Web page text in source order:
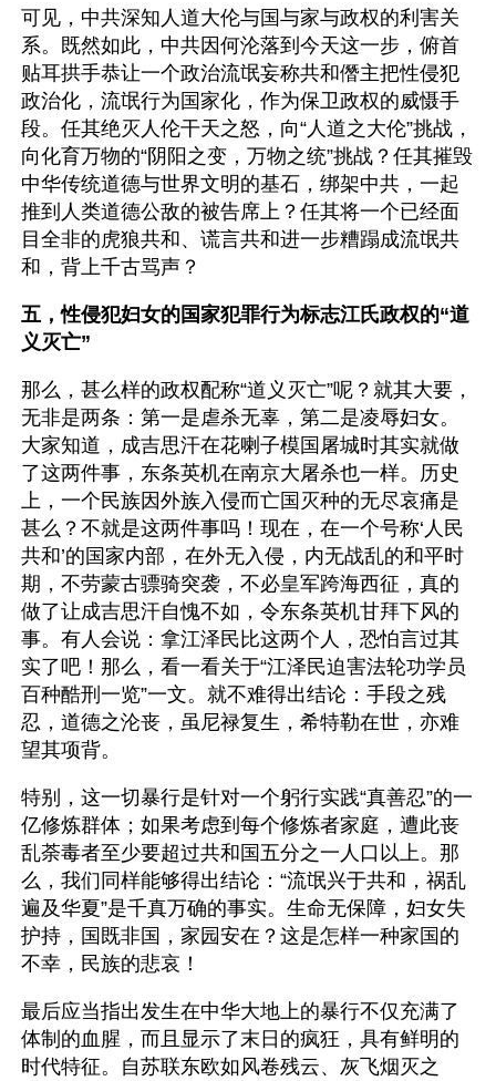
可见，中共深知人道大伦与国与家与政权的利害关
系。既然如此，中共因何沦落到今天这一步，俯首
贴耳拱手恭让一个政治流氓妄称共和僭主把性侵犯
政治化，流氓行为国家化，作为保卫政权的威慑手
段。任其绝灭人伦干天之怒，向“人道之大伦”挑战，
向化育万物的“阴阳之变，万物之统”挑战？任其摧毁
中华传统道德与世界文明的基石，绑架中共，一起
推到人类道德公敌的被告席上？任其将一个已经面
目全非的虎狼共和、谎言共和进一步糟蹋成流氓共
和，背上千古骂声？
五，性侵犯妇女的国家犯罪行为标志江氏政权的“道
义灭亡”
那么，甚么样的政权配称“道义灭亡”呢？就其大要，
无非是两条：第一是虐杀无辜，第二是凌辱妇女。
大家知道，成吉思汗在花喇子模国屠城时其实就做
了这两件事，东条英机在南京大屠杀也一样。历史
上，一个民族因外族入侵而亡国灭种的无尽哀痛是
甚么？不就是这两件事吗！现在，在一个号称‘人民
共和’的国家内部，在外无入侵，内无战乱的和平时
期，不劳蒙古骠骑突袭，不必皇军跨海西征，真的
做了让成吉思汗自愧不如，令东条英机甘拜下风的
事。有人会说：拿江泽民比这两个人，恐怕言过其
实了吧！那么，看一看关于“江泽民迫害法轮功学员
百种酷刑一览”一文。就不难得出结论：手段之残
忍，道德之沦丧，虽尼禄复生，希特勒在世，亦难
望其项背。
特别，这一切暴行是针对一个躬行实践“真善忍”的一
亿修炼群体；如果考虑到每个修炼者家庭，遭此丧
乱荼毒者至少要超过共和国五分之一人口以上。那
么，我们同样能够得出结论：“流氓兴于共和，祸乱
遍及华夏”是千真万确的事实。生命无保障，妇女失
护持，国既非国，家园安在？这是怎样一种家国的
不幸，民族的悲哀！
最后应当指出发生在中华大地上的暴行不仅充满了
体制的血腥，而且显示了末日的疯狂，具有鲜明的
时代特征。自苏联东欧如风卷残云、灰飞烟灭之